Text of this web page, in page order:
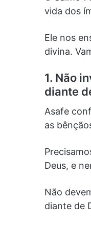
vida dos
Ele nos
divina.
1. Não
diante
Asafe
as
Deus, e
Não
diante de